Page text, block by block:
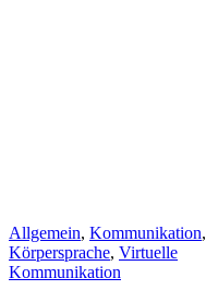
Allgemein, Kommunikation,
Körpersprache, Virtuelle
Kommunikation